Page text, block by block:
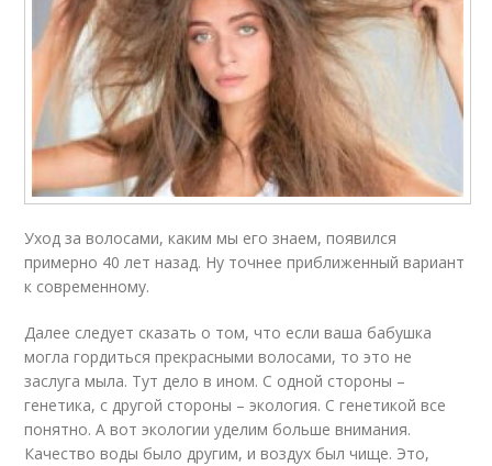
Уход за волосами, каким мы его знаем, появился
примерно 40 лет назад. Ну точнее приближенный вариант
к современному.
Далее следует сказать о том, что если ваша бабушка
могла гордиться прекрасными волосами, то это не
заслуга мыла. Тут дело в ином. С одной стороны –
генетика, с другой стороны – экология. С генетикой все
понятно. А вот экологии уделим больше внимания.
Качество воды было другим, и воздух был чище. Это,